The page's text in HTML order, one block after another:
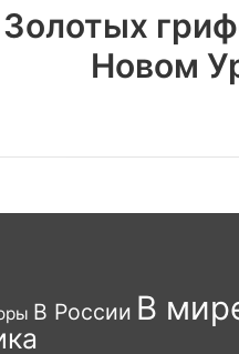
Новом
В России В